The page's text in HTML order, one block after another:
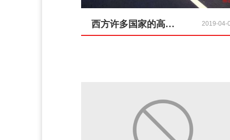
西方许多国家的高速都免费通行，为何中国依旧要收钱？原因很简单 2019-04-